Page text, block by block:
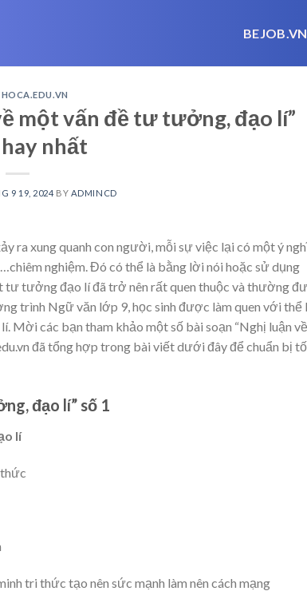
BEJOB.VN
một vấn đề tư tưởng, đạo lí”
nhất
9 19, 2024 BY ADMINCD
ra xung quanh con người, mỗi sự việc lại có một ý
chiêm nghiệm. Đó có thể là bằng lời nói hoặc sử dụng
tư tưởng đạo lí đã trở nên rất quen thuộc và thường
trình Ngữ văn lớp 9, học sinh được làm quen với thể
Mời các bạn tham khảo một số bài soạn “Nghị luận về
đã tổng hợp trong bài viết dưới đây để chuẩn bị
đạo lí” số 1
lí
tri thức tạo nên sức mạnh làm nên cách mạng